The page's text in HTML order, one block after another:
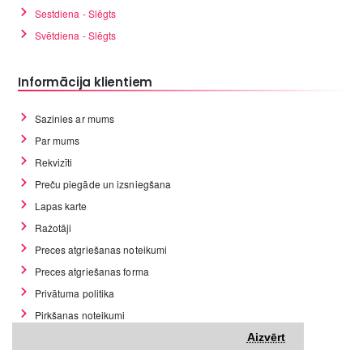
Aizvērt
Sestdiena - Slēgts
Svētdiena - Slēgts
Informācija klientiem
Sazinies ar mums
Par mums
Rekvizīti
Preču piegāde un izsniegšana
Lapas karte
Ražotāji
Preces atgriešanas noteikumi
Preces atgriešanas forma
Privātuma politika
Pirkšanas noteikumi